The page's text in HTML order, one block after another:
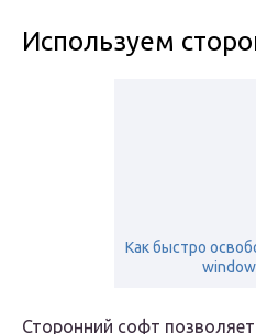
Используем
Как быстро
Сторонний софт